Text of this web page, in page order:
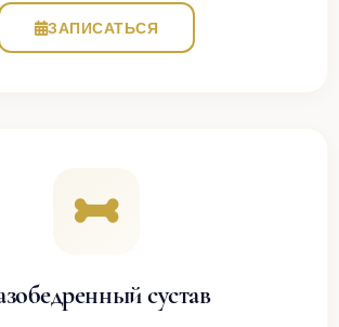
ЗАПИСАТЬСЯ
сустав